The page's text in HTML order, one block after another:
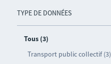
TYPE DE DONNÉES
Tous (3)
Transport public collectif (3)